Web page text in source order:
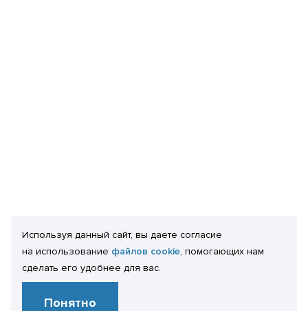
Используя данный сайт, вы даете согласие
на использование файлов cookie, помогающих нам
сделать его удобнее для вас.
Понятно